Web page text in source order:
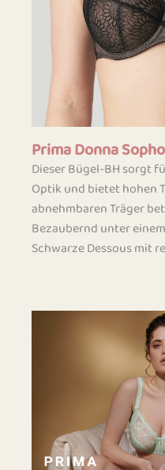
Prima Donna
Dieser Bügel-BH sorgt
Optik und bietet hohen
abnehmbaren Träger
Bezaubernd unter
Schwarze Dessous mit